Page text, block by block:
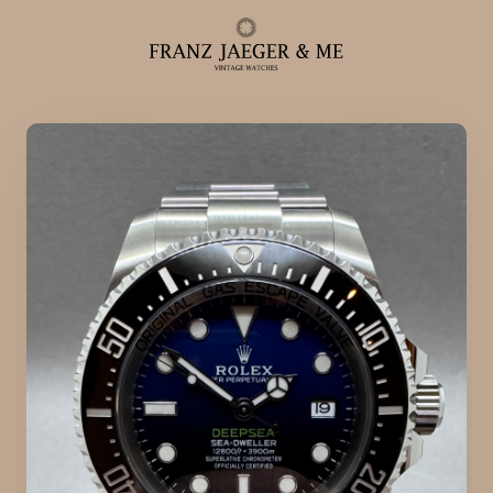
Alle ure
Herreure
Dameure
Service
Service & reparationer